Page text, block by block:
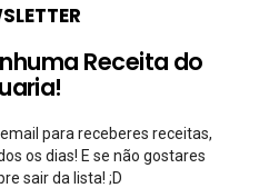
Receita do
para receberes receitas,
os dias! E se não gostares
sair da lista! ;D